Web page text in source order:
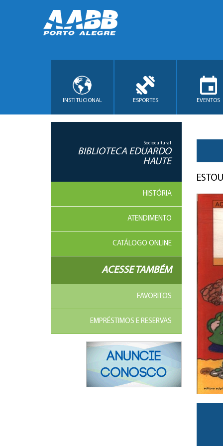
INSTITUCIONAL ESPORTES EVENTOS
Sociocultural
BIBLIOTECA EDUARDO
HAUTE
HISTÓRIA
ATENDIMENTO
CATÁLOGO ONLINE
ACESSE TAMBÉM
FAVORITOS
EMPRÉSTIMOS E RESERVAS